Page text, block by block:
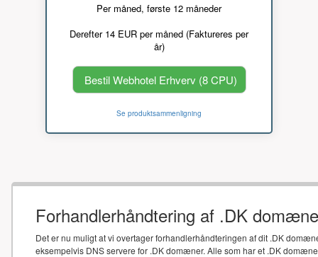
Per måned, første 12 måneder
Derefter 14 EUR per måned (Faktureres per
år)
Bestil Webhotel Erhverv (8 CPU)
Se produktsammenligning
Forhandlerhåndtering af .DK
Det er nu muligt at vi overtager forhandlerhåndteringen af dit .DK
eksempelvis DNS servere for .DK domæner. Alle som har et .DK